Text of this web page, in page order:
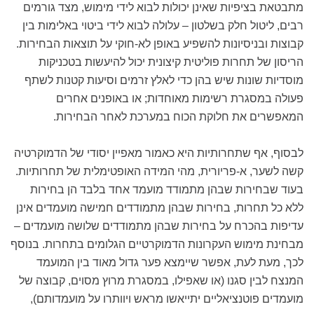
מתבטאת בציפיות שאינן יכולות לבוא לידי מימוש, מצד גורמים
רבים, ליטול חלק בשלטון – עלולה לבוא לידי ביטוי באלימות בין
קבוצות ובניסיונות להשפיע באופן לא-חוקי על תוצאות הבחירות.
הריסון של תחרות פוליטית קיצונית יכול להיעשות בטכניקות
מוסדיות שונות שיש בהן כדי לאלץ זרמים וסיעות קטנות לשתף
פעולה במסגרת רשימות מאוחדות; או באופנים אחרים
המאפשרים את חלוקת הכוח במערכת לאחר הבחירות.
לבסוף, אף שתחרותיות היא כאמור מאפיין יסודי של הדמוקרטיה
קשה לשער, א-פריורית, מהי המידה האופטימלית של תחרותיות.
בעוד שבחירות שבהן מתמודד מועמד אחד בלבד הן בחירות
ללא כל תחרות, בחירות שבהן מתמודדים חמישה מועמדים אינן
עדיפות בהכרח על בחירות שבהן מתמודדים שלושה מועמדים –
מבחינת מימוש העקרונות הדמוקרטיים הגלומים בתחרות. בנוסף
לכך, מעת לעת, אפשר שיימצא פער גדול מאוד בין המועמד
המנצח לבין סגנו (או שאפילו, במסגרת מרוץ מסוים, קבוצה של
מועמדים פוטנציאליים יתייאשו מראש ויוותרו על מועמדותם),